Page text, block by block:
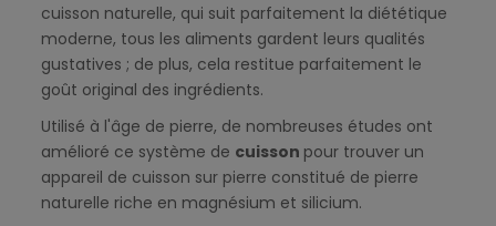
cuisson naturelle, qui suit parfaitement la diététique
moderne, tous les aliments gardent leurs qualités
gustatives ; de plus, cela restitue parfaitement le
goût original des ingrédients.
Utilisé à l'âge de pierre, de nombreuses études ont
amélioré ce système de cuisson pour trouver un
appareil de cuisson sur pierre constitué de pierre
naturelle riche en magnésium et silicium.